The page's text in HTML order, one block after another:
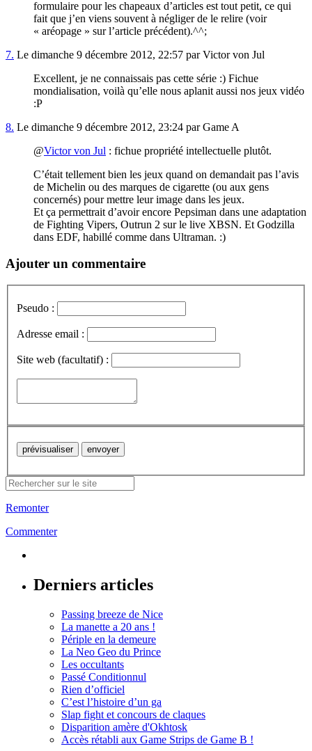
formulaire pour les chapeaux d’articles est tout petit, ce qui
fait que j’en viens souvent à négliger de le relire (voir
« aréopage » sur l’article précédent).^^;
7. Le dimanche 9 décembre 2012, 22:57 par Victor von Jul
Excellent, je ne connaissais pas cette série :) Fichue
mondialisation, voilà qu’elle nous aplanit aussi nos jeux vidéo
:P
8. Le dimanche 9 décembre 2012, 23:24 par Game A
@Victor von Jul : fichue propriété intellectuelle plutôt.
C’était tellement bien les jeux quand on demandait pas l’avis
de Michelin ou des marques de cigarette (ou aux gens
concernés) pour mettre leur image dans les jeux.
Et ça permettrait d’avoir encore Pepsiman dans une adaptation
de Fighting Vipers, Outrun 2 sur le live XBSN. Et Godzilla
dans EDF, habillé comme dans Ultraman. :)
Ajouter un commentaire
Pseudo :
Adresse email :
Site web (facultatif) :
Remonter
Commenter
Derniers articles
Passing breeze de Nice
La manette a 20 ans !
Périple en la demeure
La Neo Geo du Prince
Les occultants
Passé Conditionnul
Rien d’officiel
C’est l’histoire d’un ga
Slap fight et concours de claques
Disparition amère d'Okhtosk
Accès rétabli aux Game Strips de Game B !